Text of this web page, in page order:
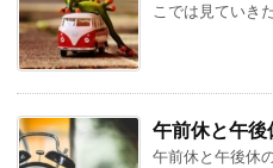
こでは見ていき
午前休と午
午前休と午後休